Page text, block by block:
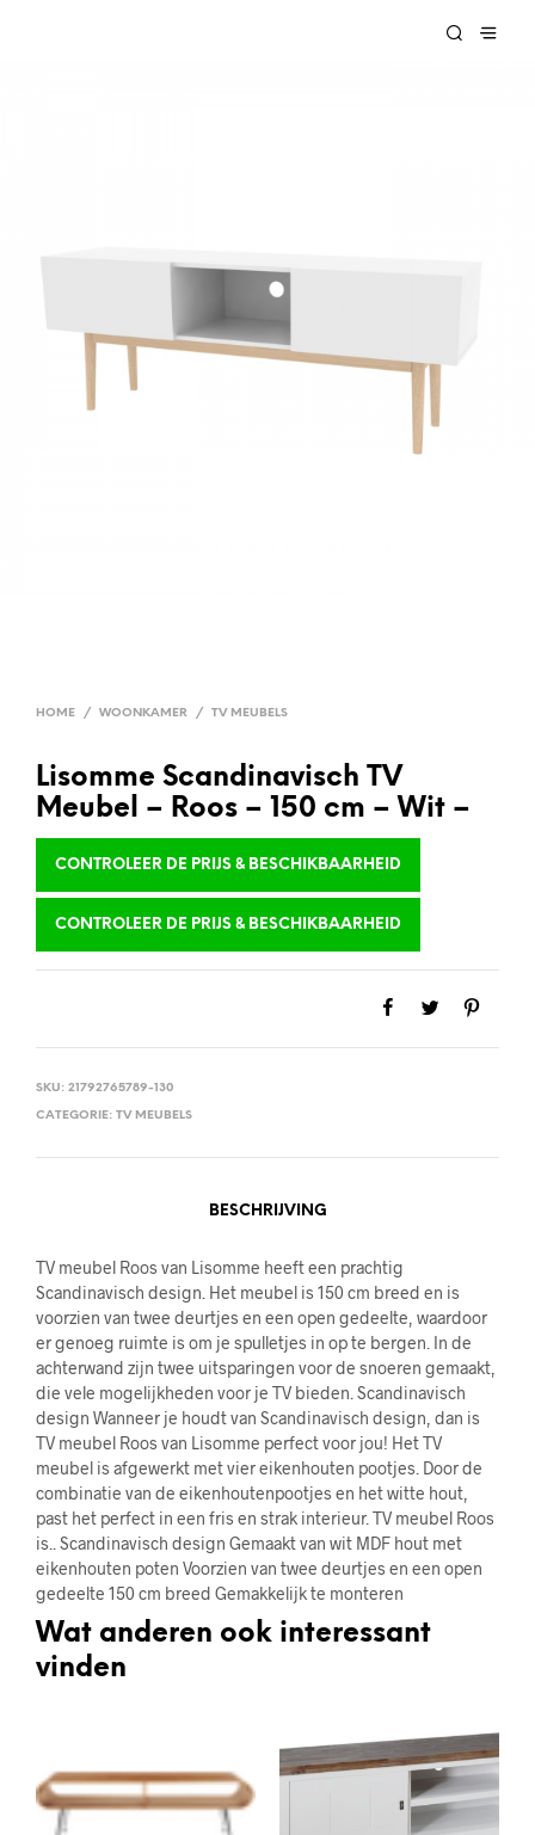
HOME / WOONKAMER / TV MEUBELS
Lisomme Scandinavisch TV
Meubel – Roos – 150 cm – Wit –
CONTROLEER DE PRIJS & BESCHIKBAARHEID
CONTROLEER DE PRIJS & BESCHIKBAARHEID
SKU: 21792765789-130
CATEGORIE: TV MEUBELS
BESCHRIJVING
TV meubel Roos van Lisomme heeft een prachtig
Scandinavisch design. Het meubel is 150 cm breed en is
voorzien van twee deurtjes en een open gedeelte, waardoor
er genoeg ruimte is om je spulletjes in op te bergen. In de
achterwand zijn twee uitsparingen voor de snoeren gemaakt,
die vele mogelijkheden voor je TV bieden. Scandinavisch
design Wanneer je houdt van Scandinavisch design, dan is
TV meubel Roos van Lisomme perfect voor jou! Het TV
meubel is afgewerkt met vier eikenhouten pootjes. Door de
combinatie van de eikenhoutenpootjes en het witte hout,
past het perfect in een fris en strak interieur. TV meubel Roos
is.. Scandinavisch design Gemaakt van wit MDF hout met
eikenhouten poten Voorzien van twee deurtjes en een open
gedeelte 150 cm breed Gemakkelijk te monteren
Wat anderen ook interessant
vinden